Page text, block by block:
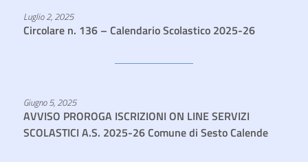
Luglio 2, 2025
Circolare n. 136 – Calendario Scolastico 2025-26
Giugno 5, 2025
AVVISO PROROGA ISCRIZIONI ON LINE SERVIZI
SCOLASTICI A.S. 2025-26 Comune di Sesto Calende